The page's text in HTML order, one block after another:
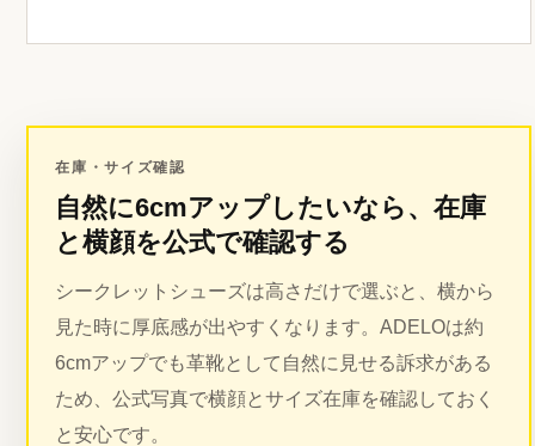
在庫・サイズ確認
自然に6cmアップしたいなら、在庫
と横顔を公式で確認する
シークレットシューズは高さだけで選ぶと、横から
見た時に厚底感が出やすくなります。ADELOは約
6cmアップでも革靴として自然に見せる訴求がある
ため、公式写真で横顔とサイズ在庫を確認しておく
と安心です。